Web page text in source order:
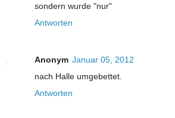
sondern wurde "nur"
Antworten
Anonym Januar 05, 2012
nach Halle umgebettet.
Antworten